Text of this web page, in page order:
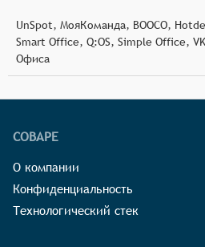
UnSpot, МояКоманда, BOOCO,
Smart Office, Q:OS, Simple Office,
Офиса
СОВАРЕ
О компании
Конфиденциальность
Технологический стек